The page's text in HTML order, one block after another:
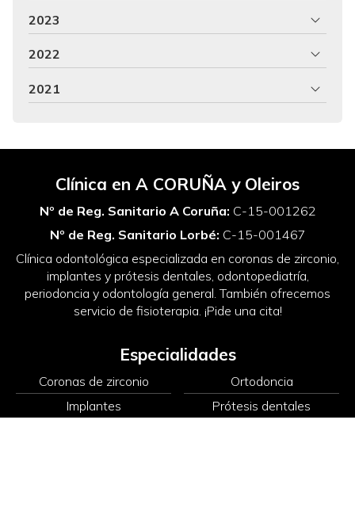
2023
2022
2021
Clínica en A CORUÑA y Oleiros
Nº de Reg. Sanitario A Coruña: C-15-001262
Nº de Reg. Sanitario Lorbé: C-15-001467
Clínica odontológica especializada en coronas de zirconio,
implantes y prótesis dentales, odontopediatría,
periodoncia y odontología general. También ofrecemos
servicio de fisioterapia. ¡Pide una cita!
Especialidades
Coronas de zirconio
Ortodoncia
Implantes
Prótesis dentales